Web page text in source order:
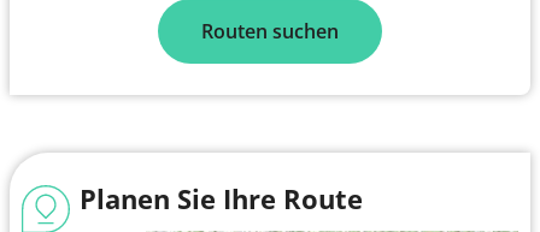
Routen suchen
Planen Sie Ihre Route